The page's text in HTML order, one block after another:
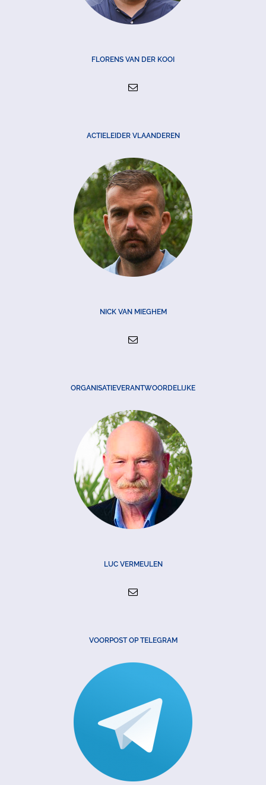
FLORENS VAN DER KOOI
ACTIELEIDER VLAANDEREN
NICK VAN MIEGHEM
ORGANISATIEVERANTWOORDELIJKE
LUC VERMEULEN
VOORPOST OP TELEGRAM